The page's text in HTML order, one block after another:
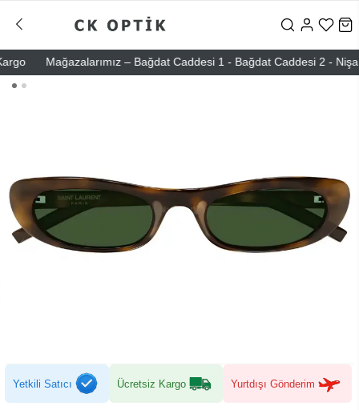
Mağazalarımız – Bağdat Caddesi 1 - Bağdat Caddesi 2 -
Yetkili Satıcı Ücretsiz Kargo Yurtdışı Gönderim